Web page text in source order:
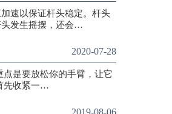
速以保证杆头稳定。杆头
头发生摇摆，还会…
2020-07-28
是要放松你的手臂，让它
先收紧一…
2019-08-06